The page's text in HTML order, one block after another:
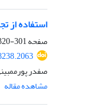
استفاده از
صفحه301-320
صفدر
مشاهده مقاله